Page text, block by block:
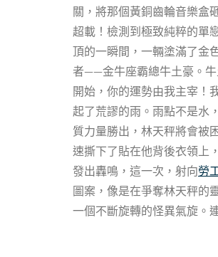
關，將那個黃銅齒輪音樂盒
超載！檢測到極致純粹的單
頂的一瞬間，一輛塗滿了金
者——金牛座霸總牛土豪。牛
開始，你的運勢由我主宰！
起了荒謬的雨。雨點不是水
質力量勝出，林天秤將會被
速撕下了貼在他背後衣領上
發出轟鳴，這一次，射向勞
圖案，像是在爭奪林天秤的
一個不斷旋轉的怪異氣旋。